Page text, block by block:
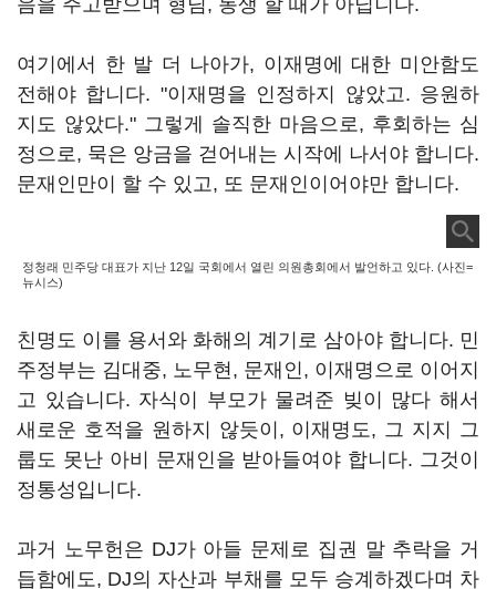
음을 주고받으며 형님, 동생 할 때가 아닙니다.
여기에서 한 발 더 나아가, 이재명에 대한 미안함도
전해야 합니다. "이재명을 인정하지 않았고. 응원하
지도 않았다." 그렇게 솔직한 마음으로, 후회하는 심
정으로, 묵은 앙금을 걷어내는 시작에 나서야 합니다.
문재인만이 할 수 있고, 또 문재인이어야만 합니다.
정청래 민주당 대표가 지난 12일 국회에서 열린 의원총회에서 발언하고 있다. (사진=
뉴시스)
친명도 이를 용서와 화해의 계기로 삼아야 합니다. 민
주정부는 김대중, 노무현, 문재인, 이재명으로 이어지
고 있습니다. 자식이 부모가 물려준 빚이 많다 해서
새로운 호적을 원하지 않듯이, 이재명도, 그 지지 그
룹도 못난 아비 문재인을 받아들여야 합니다. 그것이
정통성입니다.
과거 노무헌은 DJ가 아들 문제로 집권 말 추락을 거
듭함에도, DJ의 자산과 부채를 모두 승계하겠다며 차